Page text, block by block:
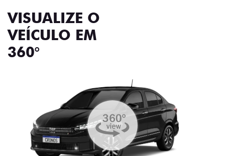
VISUALIZE O
VEÍCULO EM
360°